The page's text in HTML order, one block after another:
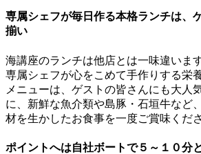
専属シェフが毎日作る本格ランチは、
揃い
海講座のランチは他店とは一味違いま
専属シェフが心をこめて手作りする栄
メニューは、ゲストの皆さんにも大人
に、新鮮な魚介類や島豚・石垣牛など
材を生かしたお食事を一度ご賞味くださ
ポイントへは自社ボートで５～１０分